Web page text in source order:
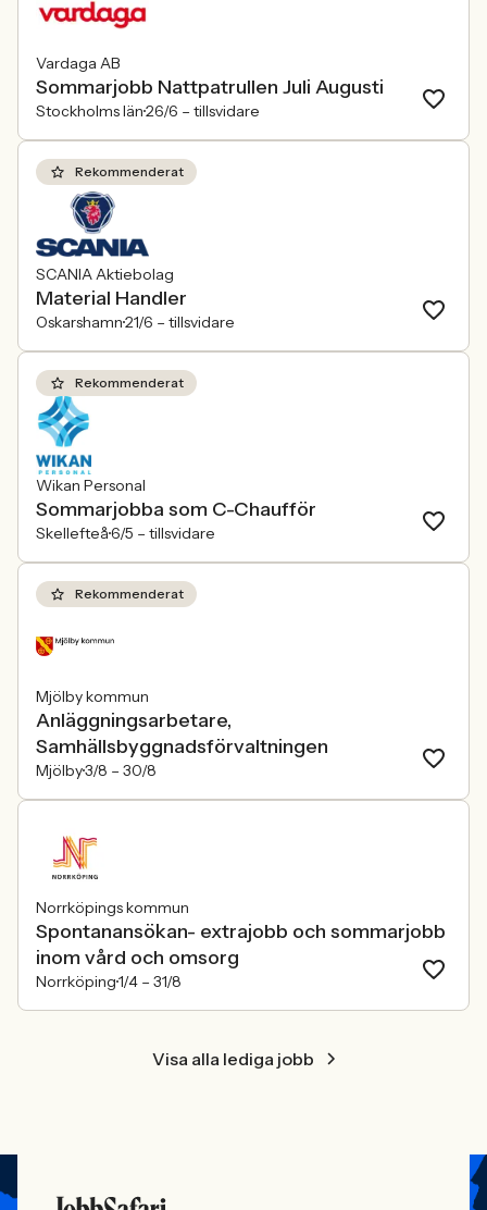
Vardaga AB
Sommarjobb Nattpatrullen Juli Augusti
Stockholms län26/6 – tillsvidare
Rekommenderat
SCANIA Aktiebolag
Material Handler
Oskarshamn21/6 – tillsvidare
Rekommenderat
Wikan Personal
Sommarjobba som C-Chaufför
Skellefteå6/5 – tillsvidare
Rekommenderat
Mjölby kommun
Anläggningsarbetare,
Samhällsbyggnadsförvaltningen
Mjölby3/8 – 30/8
Norrköpings kommun
Spontanansökan- extrajobb och sommarjobb
inom vård och omsorg
Norrköping1/4 – 31/8
Visa alla lediga jobb